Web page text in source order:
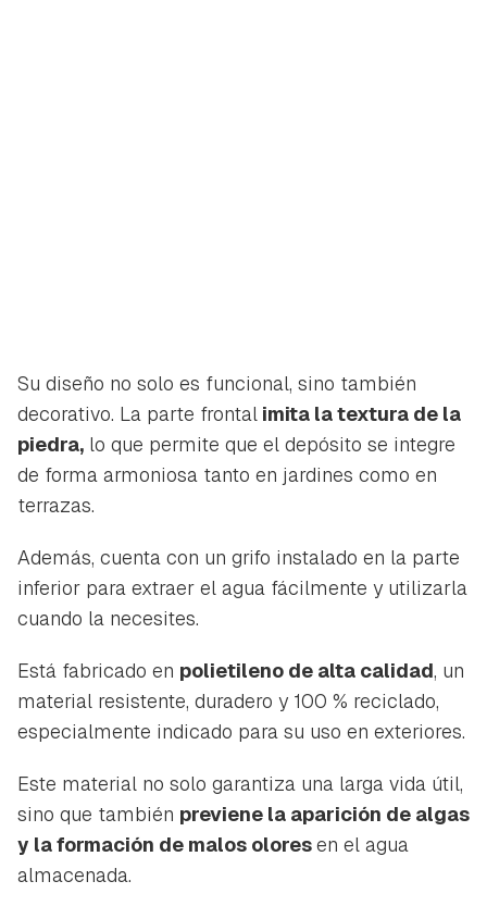
Su diseño no solo es funcional, sino también
decorativo. La parte frontal imita la textura de la
piedra, lo que permite que el depósito se integre
de forma armoniosa tanto en jardines como en
terrazas.
Además, cuenta con un grifo instalado en la parte
inferior para extraer el agua fácilmente y utilizarla
cuando la necesites.
Está fabricado en polietileno de alta calidad, un
material resistente, duradero y 100 % reciclado,
especialmente indicado para su uso en exteriores.
Este material no solo garantiza una larga vida útil,
sino que también previene la aparición de algas
y la formación de malos oloresen el agua
almacenada.